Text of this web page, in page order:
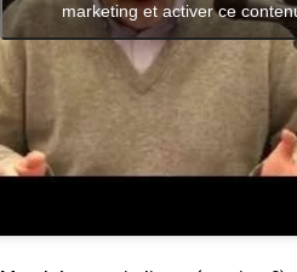
marketing et activer ce